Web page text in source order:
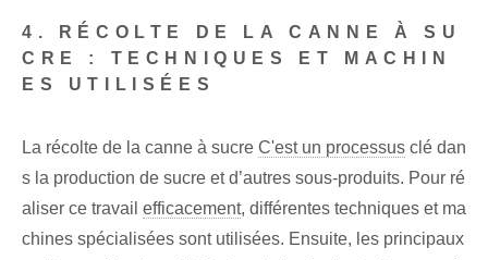
4. RÉCOLTE DE LA CANNE À SU
CRE : TECHNIQUES ET MACHIN
ES UTILISÉES
La récolte de la canne à sucre C'est un processus clé dan
s la production de sucre et d’autres sous-produits. Pour ré
aliser ce travail efficacement, différentes techniques et ma
chines spécialisées sont utilisées. Ensuite, les principaux